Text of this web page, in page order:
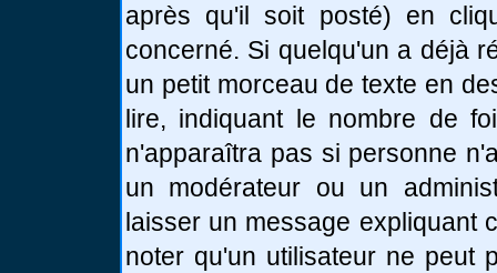
après qu'il soit posté) en
concerné. Si quelqu'un a déjà
un petit morceau de texte en
lire, indiquant le nombre de
n'apparaîtra pas si personne
un modérateur ou un
laisser un message expliquant
noter qu'un utilisateur ne peut